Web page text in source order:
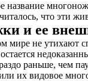
название
что эти
и ее
мире не утихают
раньше, чем
их видовое